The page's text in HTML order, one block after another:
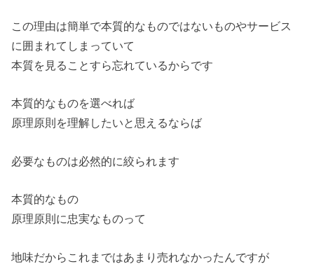
この理由は簡単で本質的なものではないものやサービス
に囲まれてしまっていて
本質を見ることすら忘れているからです
本質的なものを選べれば
原理原則を理解したいと思えるならば
必要なものは必然的に絞られます
本質的なもの
原理原則に忠実なものって
地味だからこれまではあまり売れなかったんですが